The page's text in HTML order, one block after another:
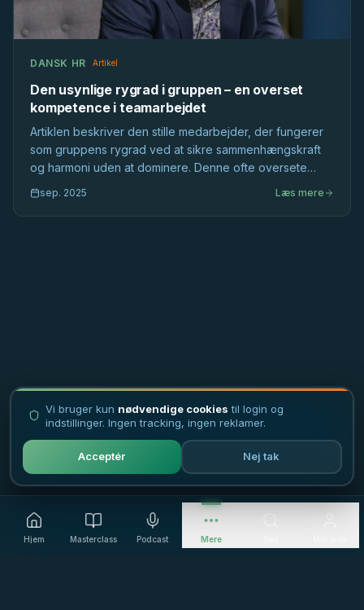
DANSK HR Artikel
Den usynlige rygrad i gruppen – en overset
kompetence i teamarbejdet
Artiklen beskriver den stille medarbejder, der fungerer
som gruppens rygrad ved at sikre sammenhængskraft
og harmoni uden at dominere. Denne ofte oversete
kompetence er afgørende for teamets sociale stabilitet
og langsigtede integritet.
sep. 2025 Læs mere
Vi bruger kun nødvendige cookies til login og
indstillinger. Ingen tracking, ingen reklamer.
Acceptér Nej tak
Hjem Masterclass Podcast Mere